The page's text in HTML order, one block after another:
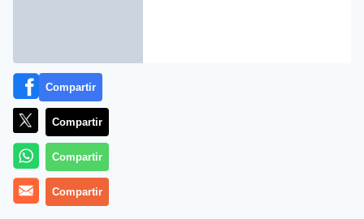
Compartir
Compartir
Compartir
Compartir